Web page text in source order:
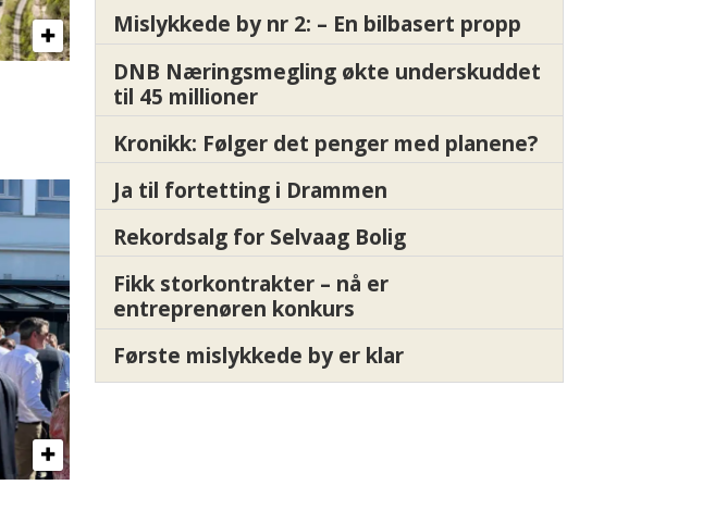
Mislykkede by nr 2: – En bilbasert propp
DNB Næringsmegling økte underskuddet
til 45 millioner
Kronikk: Følger det penger med planene?
Ja til fortetting i Drammen
Rekordsalg for Selvaag Bolig
Fikk storkontrakter – nå er
entreprenøren konkurs
Første mislykkede by er klar